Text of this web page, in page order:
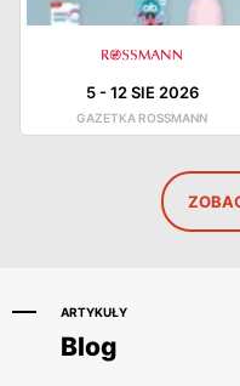
5-12 SIE 2026
GAZETKA ROSSMANN
ARTYKUŁY
Blog